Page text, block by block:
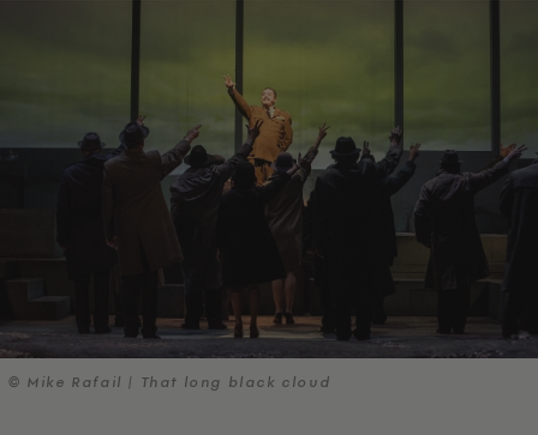
© Mike Rafail | That long black cloud